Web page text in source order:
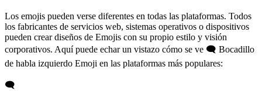
Los emojis pueden verse diferentes en todas las plataformas. Todos
los fabricantes de servicios web, sistemas operativos o dispositivos
pueden crear diseños de Emojis con su propio estilo y visión
corporativos. Aquí puede echar un vistazo cómo se ve 🗨️ Bocadillo
de habla izquierdo Emoji en las plataformas más populares:
🗨️